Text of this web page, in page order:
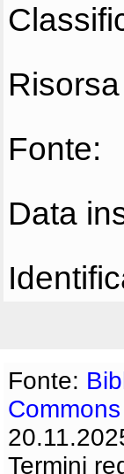
Fonte:
Data
Fonte:
Termini